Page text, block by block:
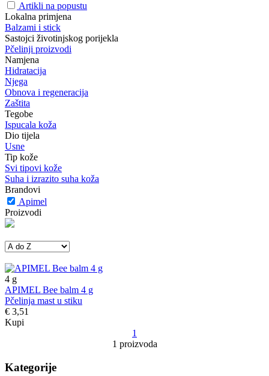
Artikli na popustu
Lokalna primjena
Balzami i stick
Sastojci životinjskog porijekla
Pčelinji proizvodi
Namjena
Hidratacija
Njega
Obnova i regeneracija
Zaštita
Tegobe
Ispucala koža
Dio tijela
Usne
Tip kože
Svi tipovi kože
Suha i izrazito suha koža
Brandovi
Apimel
Proizvodi
4 g
APIMEL Bee balm 4 g
Pčelinja mast u stiku
€ 3,51
Kupi
1
1 proizvoda
Kategorije